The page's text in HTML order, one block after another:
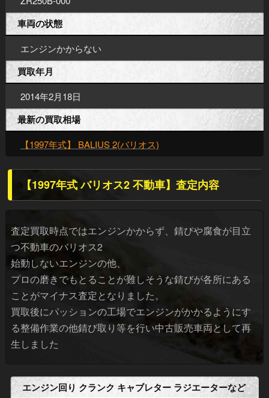
車両の状態
エンジンかからない
買取年月
2014年2月18日
最新の買取相場
【1997年式】 BALIUS 2(バリオス)
【1997年式 バリオス2 不動車】査定内容
査定買取時点ではエンジンかからず、錆びや腐食が目立
つ不動車のバリオス2
始動しないエンジンの他、
プロの磨きでもとることが難しそうな錆びが各所にある
ことがマイナス査定となりました。
買取後にパッションの工場でエンジンがかかるようにす
る整備作業の他錆び取り等を行い中古販売車両として再
生しました
エンジン回り クランク キャブレター ラジエーターなど